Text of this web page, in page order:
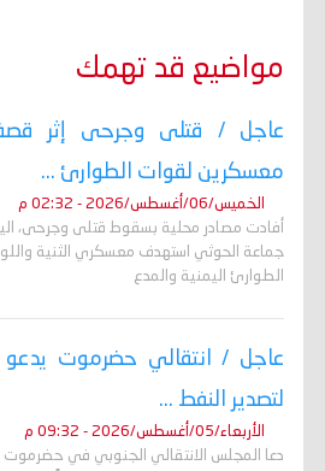
مواضيع قد تهمك
عاجل / قتلى وجرحى إثر
معسكرين لقوات الطوارئ ...
الخميس/06/أغسطس/2026 - 02:32 م
أفادت مصادر محلية بسقوط قتلى وجرحى،
الطوارئ اليمنية والمدع
عاجل / انتقالي حضرموت يدعو
لتصدير النفط ...
الأربعاء/05/أغسطس/2026 - 09:32 م
دعا المجلس الانتقالي الجنوبي في حضرموت